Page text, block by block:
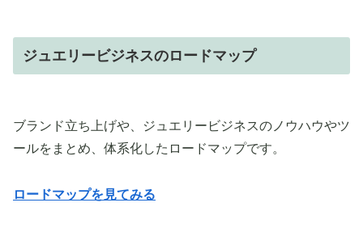
ジュエリービジネスのロードマップ
ブランド立ち上げや、ジュエリービジネスのノウハウやツ
ールをまとめ、体系化したロードマップです。
ロードマップを見てみる